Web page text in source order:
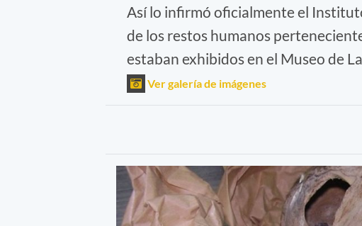
Así lo infirmó oficialmente el
de los restos humanos
estaban exhibidos en el Museo de
Ver galería de imágenes